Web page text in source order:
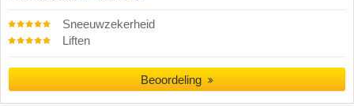
Sneeuwzekerheid
Liften
Beoordeling